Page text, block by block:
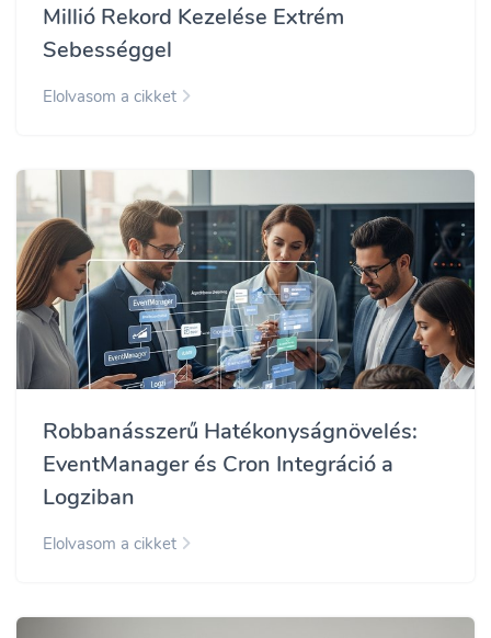
Millió Rekord Kezelése Extrém
Sebességgel
Elolvasom a cikket
Robbanásszerű Hatékonyságnövelés:
EventManager és Cron Integráció a
Logziban
Elolvasom a cikket